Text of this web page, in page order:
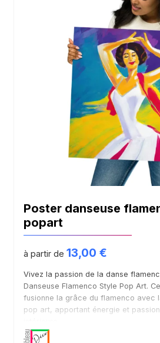
Poster danseuse
popart
à partir de 13,00 €
Vivez la passion de la danse
Danseuse Flamenco Style Pop Art.
fusionne la grâce du flamenco avec
pop art, apportant énergie et